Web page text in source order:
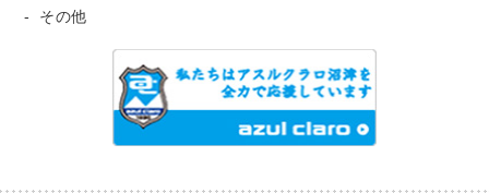
その他